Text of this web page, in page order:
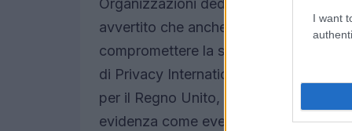
I want
Organizzazioni dedite ai
avvertito che anche un accesso
compromettere la sicurezza a livello
di Privacy International, ha dichiarato:
per il Regno Unito, la
evidenza come eventuali